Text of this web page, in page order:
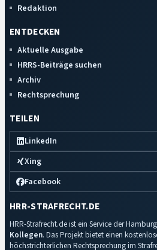
Redaktion
ENTDECKEN
Aktuelle Ausgabe
HRRS-Beiträge suchen
Archiv
Rechtsprechung
TEILEN
LinkedIn
Xing
Facebook
HRR-STRAFRECHT.DE
HRR-Strafrecht.de ist ein Service der
Kollegen. Das Projekt bietet einen
höchstrichterlichen Rechtsprechung im